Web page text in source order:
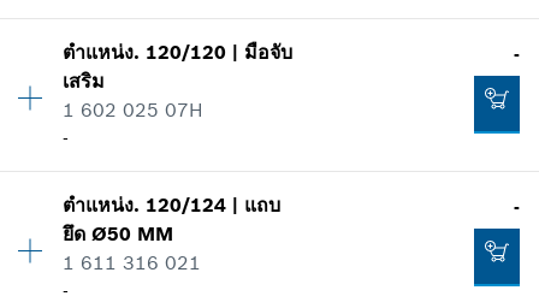
- รายการการใช้
แสดงในรูป
15.00 ฿*
ปริมาณ 1
ราคากลุ่ม
ข้อมูลชิ้นส่วนอะไหล่
แสดงในรูป
ตำแหน่ง. 120/120 | มือจับ
เสริม
1 602 025 07H
-
-
ราคากลุ่ม:-
ข้อมูลชิ้นส่วนอะไหล่
ตำแหน่ง. 120/124 | แถบ
ยึด Ø50 MM
1 611 316 021
-
-